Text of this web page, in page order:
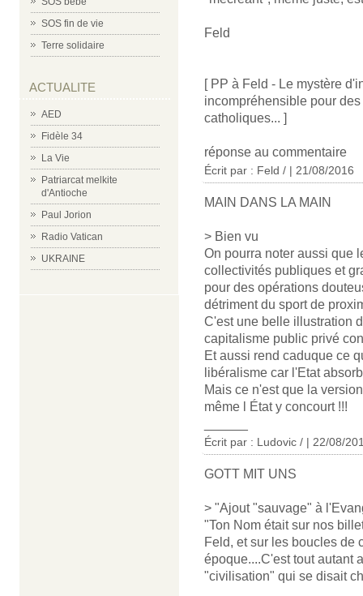
SOS fin de vie
Terre solidaire
ACTUALITE
AED
Fidèle 34
La Vie
Patriarcat melkite
d'Antioche
Paul Jorion
Radio Vatican
UKRAINE
Feld
[ PP à Feld - Le mystère
incompréhensible pour
catholiques... ]
réponse au commentaire
Écrit par : Feld / | 21/08/2016
MAIN DANS LA MAIN
> Bien vu
On pourra noter aussi que
collectivités publiques et
pour des opérations
détriment du sport de
C'est une belle illustration
capitalisme public privé
Et aussi rend caduque ce
libéralisme car l'Etat
Mais ce n'est que la
même l État y concourt !!!
Écrit par : Ludovic / | 22/08/
GOTT MIT UNS
> "Ajout "sauvage" à
"Ton Nom était sur nos
Feld, et sur les boucles de
époque....C'est tout autant
"civilisation" qui se disait